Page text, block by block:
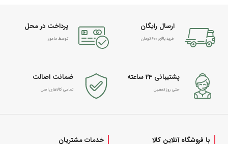
ارسال رایگان
خرید بالای 600 تومان
پرداخت در محل
توسط مامور
پشتیبانی 24 ساعته
حتی روز تعطیل
ضمانت اصالت
تمامی کالاهای اصل
با فروشگاه آنلاین کالا
خدمات مشتریان